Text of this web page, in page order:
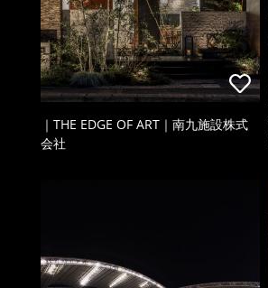
｜THE EDGE OF ART｜南九施設株式
会社